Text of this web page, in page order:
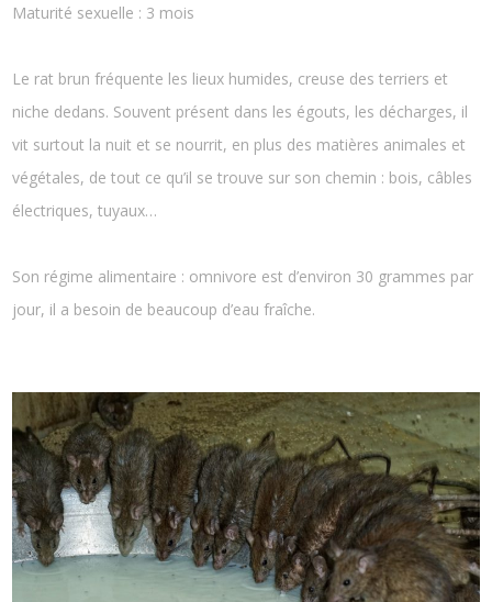
Maturité sexuelle : 3 mois
Le rat brun fréquente les lieux humides, creuse des terriers et
niche dedans. Souvent présent dans les égouts, les décharges, il
vit surtout la nuit et se nourrit, en plus des matières animales et
végétales, de tout ce qu’il se trouve sur son chemin : bois, câbles
électriques, tuyaux…
Son régime alimentaire : omnivore est d’environ 30 grammes par
jour, il a besoin de beaucoup d’eau fraîche.